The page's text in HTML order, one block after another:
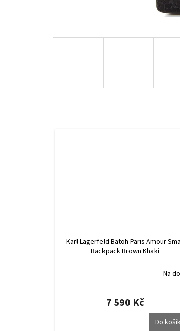
Karl Lagerfeld Batoh Paris Amour
Backpack Brown Khaki
Na
7 590 Kč
Do